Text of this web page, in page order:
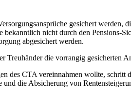
gesichert
nicht durch den Pensions-
abgesichert werden.
Treuhänder die vorrangig gesicherten
des CTA vereinnahmen wollte,
die Absicherung von